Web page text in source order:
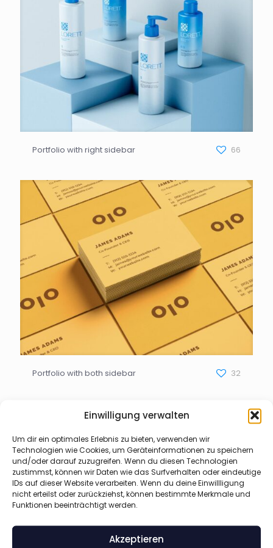
Einwilligung verwalten
Um dir ein optimales Erlebnis zu bieten, verwenden wir
Technologien wie Cookies, um Geräteinformationen zu speichern
und/oder darauf zuzugreifen. Wenn du diesen Technologien
zustimmst, können wir Daten wie das Surfverhalten oder eindeutige
IDs auf dieser Website verarbeiten. Wenn du deine Einwillligung
nicht erteilst oder zurückziehst, können bestimmte Merkmale und
Funktionen beeinträchtigt werden.
Akzeptieren
Portfolio with right sidebar 66
Portfolio with both sidebar 32